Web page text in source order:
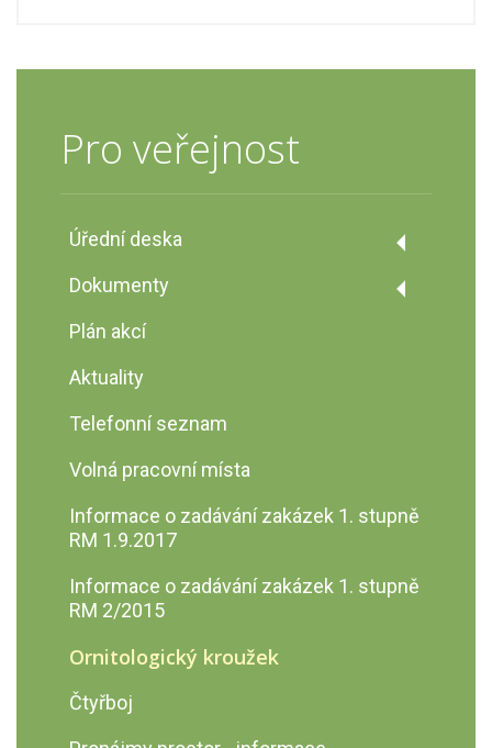
Pro veřejnost
Úřední deska
Úřední deska
Podatelna školy
rozpočtového výhledu
Dokumenty
Dokumenty
Výzva č. 02_22_002 Šablony pro MŠ
a ZŠ I
Plán akcí
Aktuality
Telefonní seznam
Volná pracovní místa
Informace o zadávání zakázek 1. stupně
RM 1.9.2017
Informace o zadávání zakázek 1. stupně
RM 2/2015
Ornitologický kroužek
Čtyřboj